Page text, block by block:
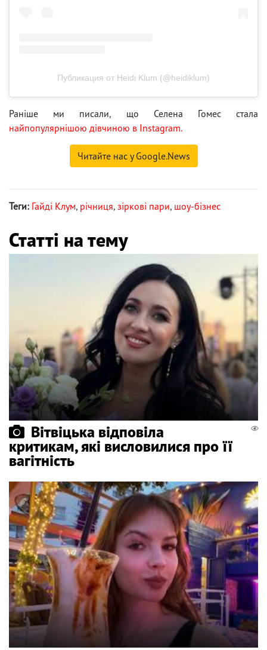
Публикация от Heidi Klum (@heidiklum)
Раніше ми писали, що Селена Гомес стала
найпопулярнішою дівчиною в Instagram.
Читайте нас у Google.News
Теги: Гайді Клум, річниця, зіркові пари, шоу-бізнес
Статті на тему
Вітвіцька відповіла
критикам, які висловилися про її
вагітність